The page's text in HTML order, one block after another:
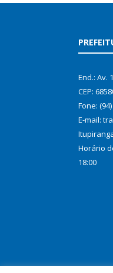
End.: Av.
CEP:
Fone:
E-mail:
Horário
18:00